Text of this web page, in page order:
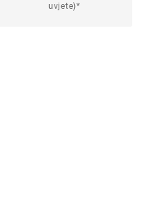
uvjete)*